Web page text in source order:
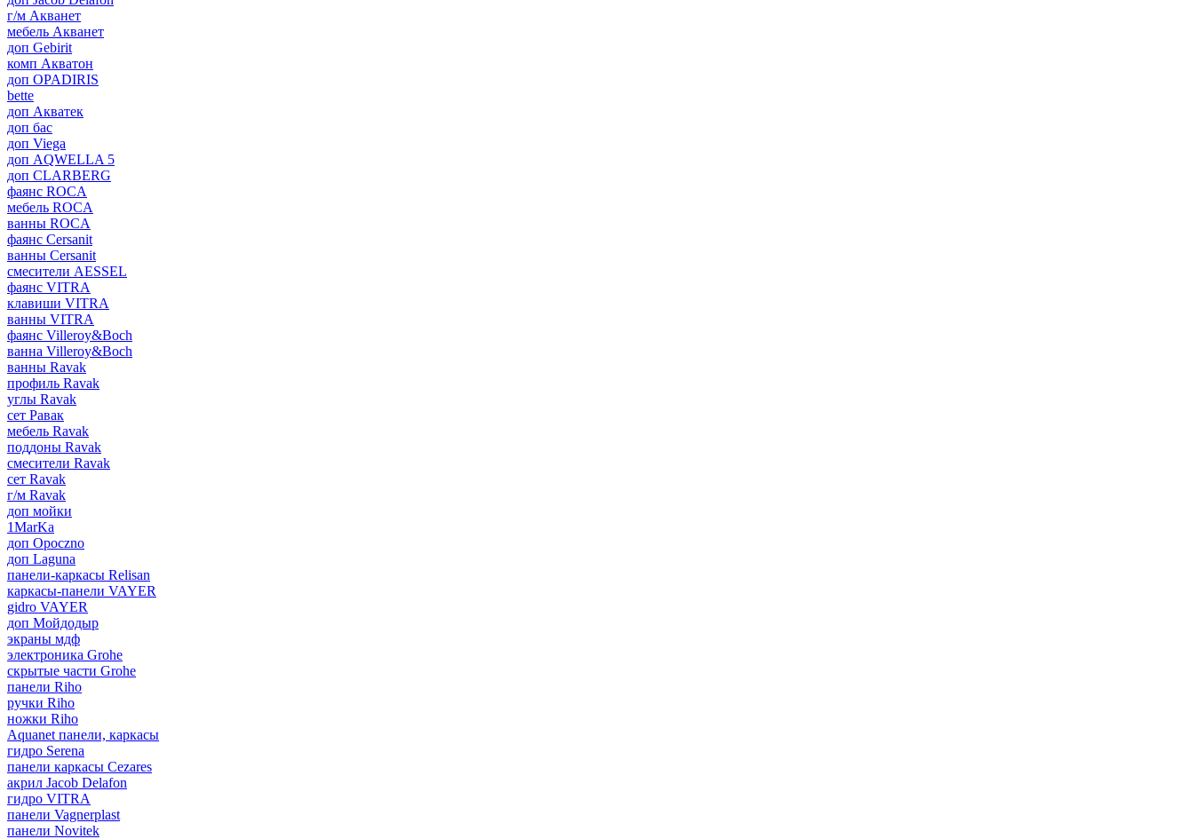
г/м Акванет
мебель Акванет
доп Gebirit
комп Акватон
доп OPADIRIS
bette
доп Акватек
доп бас
доп Viega
доп AQWELLA 5
доп CLARBERG
фаянс ROCA
мебель ROCA
ванны ROCA
фаянс Cersanit
ванны Cersanit
смесители AESSEL
фаянс VITRA
клавиши VITRA
ванны VITRA
фаянс Villeroy&Boch
ванна Villeroy&Boch
ванны Ravak
профиль Ravak
углы Ravak
сет Равак
мебель Ravak
поддоны Ravak
смесители Ravak
сет Ravak
г/м Ravak
доп мойки
1MarKa
доп Opoczno
доп Laguna
панели-каркасы Relisan
каркасы-панели VAYER
gidro VAYER
доп Мойдодыр
экраны мдф
электроника Grohe
скрытые части Grohe
панели Riho
ручки Riho
ножки Riho
Aquanet панели, каркасы
гидро Serena
панели каркасы Cezares
акрил Jacob Delafon
гидро VITRA
панели Vagnerplast
панели Novitek